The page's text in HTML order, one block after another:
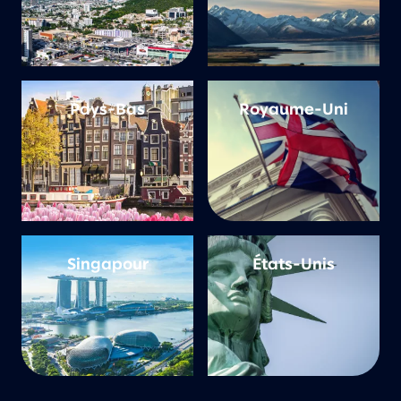
Pays-Bas Royaume-Uni
Singapour États-Unis